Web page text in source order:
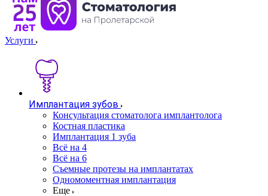
Услуги
Имплантация зубов
Консультация стоматолога имплантолога
Костная пластика
Имплантация 1 зуба
Всё на 4
Всё на 6
Съемные протезы на имплантатах
Одномоментная имплантация
Еще